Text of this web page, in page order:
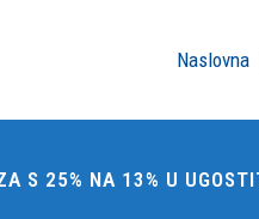
Naslovna
S 25% NA 13% U